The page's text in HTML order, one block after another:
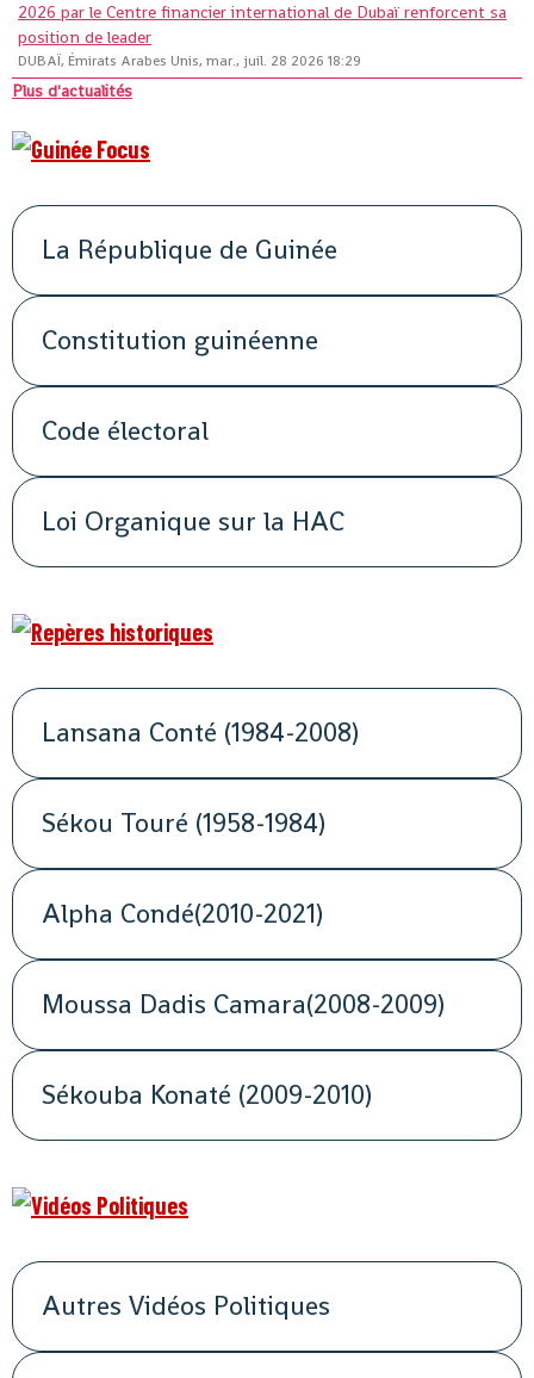
2026 par le Centre financier international de Dubaï renforcent sa
position de leader
DUBAÏ, Émirats Arabes Unis, mar., juil. 28 2026 18:29
Plus d'actualités
La République de Guinée
Constitution guinéenne
Code électoral
Loi Organique sur la HAC
Lansana Conté (1984-2008)
Sékou Touré (1958-1984)
Alpha Condé(2010-2021)
Moussa Dadis Camara(2008-2009)
Sékouba Konaté (2009-2010)
Autres Vidéos Politiques